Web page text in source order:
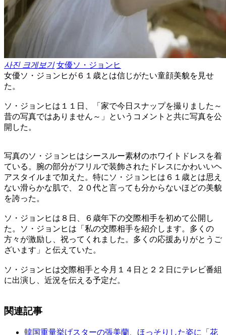
사진 크게보기 女優ソ・ジョンヒ
女優ソ・ジョンヒが６１歳とは信じがたい童顔美貌を見せ
た。
ソ・ジョンヒは１１日、「家で今日スナップを撮りました～
昔の写真ではありません～」というコメントと共に写真を公
開した。
写真のソ・ジョンヒはシースルー素材のホワイトドレスを着
ている。腕の部分がフリルで装飾されたドレスにかわいいヘ
アスタイルまで加えた。特にソ・ジョンヒは６１歳とは思え
ない滑らかな肌で、２０代と言っても分からないほどの美貌
を誇った。
ソ・ジョンヒは８日、６歳年下の交際相手を初めて公開し
た。ソ・ジョンヒは「私の交際相手を紹介します。多くの
方々が激励し、祝ってくれました。多くの応援ありがとうご
ざいます」と伝えていた。
ソ・ジョンヒは交際相手と今月１４日と２２日にテレビ番組
に出演し、近況を伝える予定だ。
関連記事
韓国重量挙げスターの張美蘭、ほっそりした姿に「花